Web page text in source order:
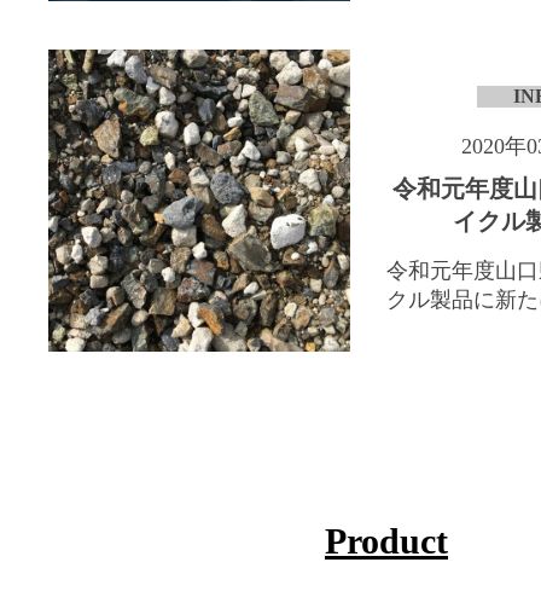
2020年
令和元年度
イクル
令和元年度山
クル製品に新
Product